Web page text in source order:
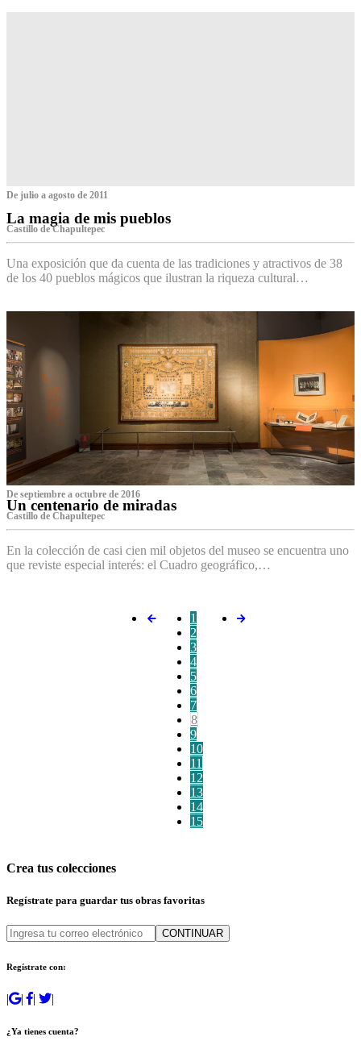
De julio a agosto de 2011
La magia de mis pueblos
Castillo de Chapultepec
Una exposición que da cuenta de las tradiciones y atractivos de 38
de los 40 pueblos mágicos que ilustran la riqueza cultural…
De septiembre a octubre de 2016
Un centenario de miradas
Castillo de Chapultepec
En la colección de casi cien mil objetos del museo se encuentra uno
que reviste especial interés: el Cuadro geográfico,…
1
2
3
4
5
6
7
8
9
10
11
12
13
14
15
Crea tus colecciones
Regístrate para guardar tus obras favoritas
CONTINUAR
Regístrate con:
| | | |
¿Ya tienes cuenta?